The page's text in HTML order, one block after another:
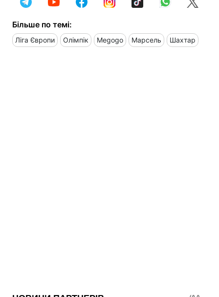
Більше по темі:
Ліга Європи Олімпік Megogo Марсель Шахтар